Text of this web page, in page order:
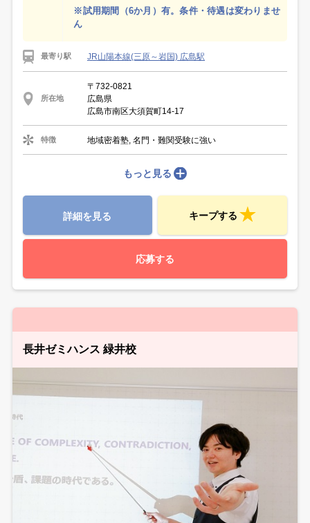
※試用期間（6か月）有。条件・待遇は変わりませ
ん
最寄り駅 JR山陽本線(三原～岩国) 広島駅
所在地
〒732-0821
広島県
広島市南区大須賀町14-17
特徴 地域密着塾, 名門・難関受験に強い
もっと見る
詳細を見る キープする
応募する
長井ゼミハンス 緑井校